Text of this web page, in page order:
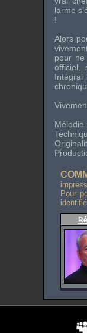
larme
!
Alors
pour
officiel,
Intégral
Mélodie
Pour
identifié